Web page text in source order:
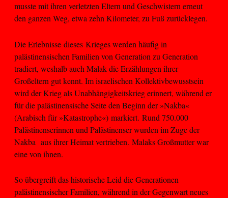
musste mit ihren verletzten Eltern und Geschwistern erneut
den ganzen Weg, etwa zehn Kilometer, zu Fuß zurücklegen.
Die Erlebnisse dieses Krieges werden häufig in
palästinensischen Familien von Generation zu Generation
tradiert, weshalb auch Malak die Erzählungen ihrer
Großeltern gut kennt. Im israelischen Kollektivbewusstsein
wird der Krieg als Unabhängigkeitskrieg erinnert, während er
für die palästinensische Seite den Beginn der »Nakba«
(Arabisch für »Katastrophe«) markiert. Rund 750.000
Palästinenserinnen und Palästinenser wurden im Zuge der
Nakba aus ihrer Heimat vertrieben. Malaks Großmutter war
eine von ihnen.
So übergreift das historische Leid die Generationen
palästinensischer Familien, während in der Gegenwart neues